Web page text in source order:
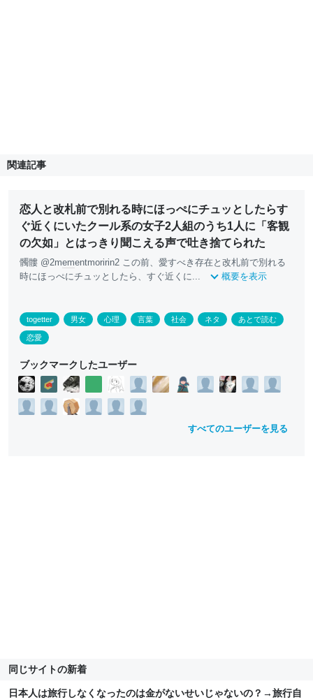
関連記事
恋人と改札前で別れる時にほっぺにチュッとしたらす
ぐ近くにいたクール系の女子2人組のうち1人に「客観
の欠如」とはっきり聞こえる声で吐き捨てられた
髑髏 @2mementmoririn2 この前、愛すべき存在と改札前で別れる
時にほっぺにチュッとしたら、すぐ近くに...
概要を表示
togetter 男女 心理 言葉 社会 ネタ あとで読む
恋愛
ブックマークしたユーザー
すべてのユーザーを見る
同じサイトの新着
日本人は旅行しなくなったのは金がないせいじゃないの？→旅行自